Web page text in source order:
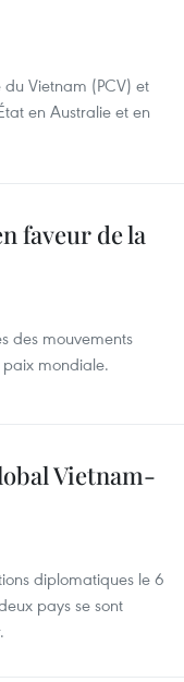
Vietnam (PCV) et
en Australie et en
faveur de la
des mouvements
mondiale.
Vietnam-
diplomatiques le 6
pays se sont